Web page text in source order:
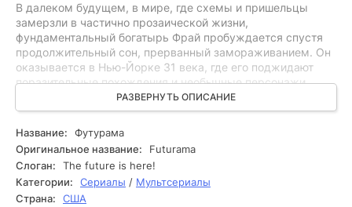
В далеком будущем, в мире, где схемы и пришельцы
замерзли в частично прозаической жизни,
фундаментальный богатырь Фрай пробуждается спустя
продолжительный сон, прерванный замораживанием. Он
оказывается в Нью-Йорке 31 века, где его поджидают
поразительные похождения и необычные персонажи.
Фрай разыскивает работу в сфере доставки, где его
сотрудниками становятся необыкновенный робот Бендер
и умная, однако нерешительная в себе любовница Лила.
Их отношения развиваются на фоне смешных и
абсурдных ситуаций, которые завязываются в их новой
жизни. Как только Фрай, Бендер и Лила активизируют
свою работу, они сталкиваются с множеством
трудностей. Покупатели их доставки - это не только люди,
РАЗВЕРНУТЬ ОПИСАНИЕ
Название:
Футурама
Оригинальное название:
Futurama
Слоган:
The future is here!
Категории:
Сериалы / Мультсериалы
Страна:
США